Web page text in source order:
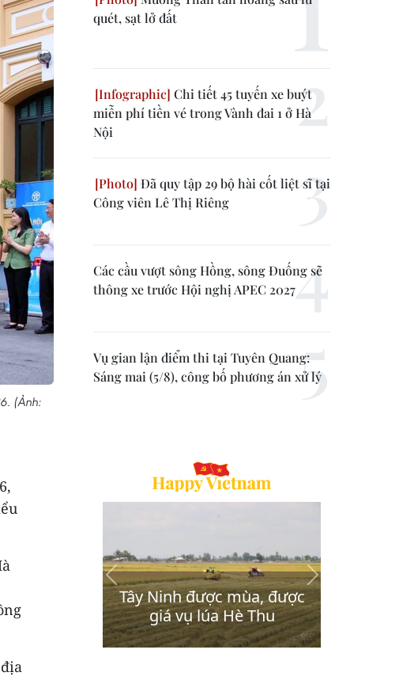
(Ảnh:
quét, sạt lở đất
Chi tiết 45 tuyến xe buýt
miễn phí tiền vé trong Vành đai 1 ở Hà
Nội
Đã quy tập 29 bộ hài cốt liệt sĩ tại
Công viên Lê Thị Riêng
Các cầu vượt sông Hồng, sông Đuống sẽ
thông xe trước Hội nghị APEC 2027
Vụ gian lận điểm thi tại Tuyên Quang:
Sáng mai (5/8), công bố phương án xử lý